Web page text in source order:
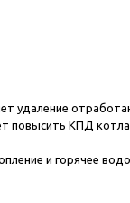
удаление
повысить КПД
и горячее